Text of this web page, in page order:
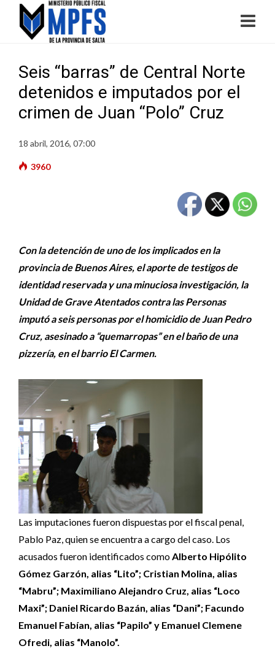
Seis “barras” de Central Norte
detenidos e imputados por el
crimen de Juan “Polo” Cruz
18 abril, 2016, 07:00
3960
Con la detención de uno de los implicados en la
provincia de Buenos Aires, el aporte de testigos de
identidad reservada y una minuciosa investigación, la
Unidad de Grave Atentados contra las Personas
imputó a seis personas por el homicidio de Juan Pedro
Cruz, asesinado a “quemarropas” en el baño de una
pizzería, en el barrio El Carmen.
Las imputaciones fueron dispuestas por el fiscal penal,
Pablo Paz, quien se encuentra a cargo del caso. Los
acusados fueron identificados comoAlberto Hipólito
Gómez Garzón, alias “Lito”; Cristian Molina, alias
“Mabru”; Maximiliano Alejandro Cruz, alias “Loco
Maxi”; Daniel Ricardo Bazán, alias “Dani”; Facundo
Emanuel Fabían, alias “Papilo” y Emanuel Clemene
Ofredi, alias “Manolo”.